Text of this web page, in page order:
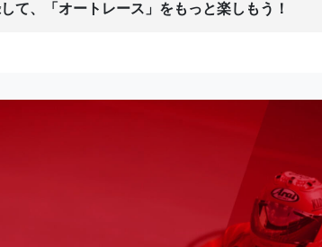
て、「オートレース」をもっと楽しもう！